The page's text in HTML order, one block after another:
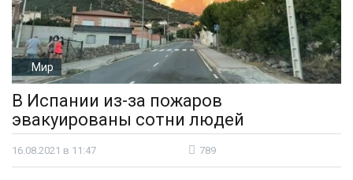
Мир
В Испании из-за пожаров
эвакуированы сотни людей
16.08.2021 в 11:47 789